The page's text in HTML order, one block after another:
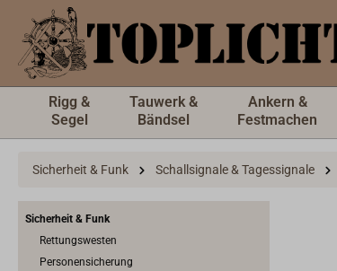
springen
Rigg &
Segel
Tauwerk &
Bändsel
Ankern &
Festmachen
Sicherheit & Funk Schallsignale & Tagessignale
Sicherheit & Funk
Rettungswesten
Personensicherung